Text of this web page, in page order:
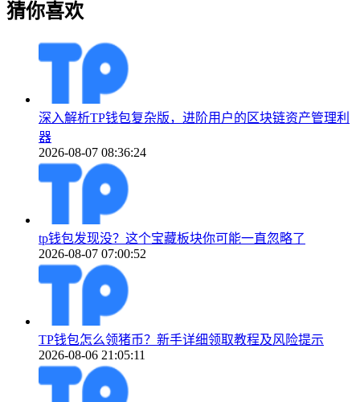
猜你喜欢
深入解析TP钱包复杂版，进阶用户的区块链资产管理利
器
2026-08-07 08:36:24
tp钱包发现没？这个宝藏板块你可能一直忽略了
2026-08-07 07:00:52
TP钱包怎么领猪币？新手详细领取教程及风险提示
2026-08-06 21:05:11